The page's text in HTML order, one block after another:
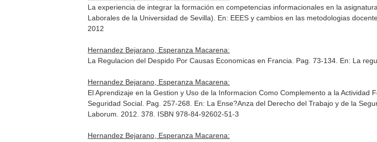
La experiencia de integrar la formación en competencias informacionales en la
Laborales de la Universidad de Sevilla). En: EEES y cambios en las metodologias
2012
Hernandez Bejarano, Esperanza Macarena:
La Regulacion del Despido Por Causas Economicas en Francia. Pag. 73-134. En: La
Hernandez Bejarano, Esperanza Macarena:
El Aprendizaje en la Gestion y Uso de la Informacion Como Complemento a la
Seguridad Social. Pag. 257-268. En: La Ense?Anza del Derecho del Trabajo y de la
Laborum. 2012. 378. ISBN 978-84-92602-51-3
Hernandez Bejarano, Esperanza Macarena: